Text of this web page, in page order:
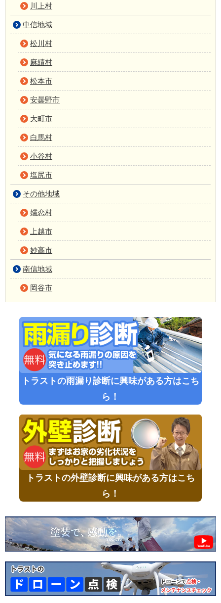
川上村
中信地域
松川村
麻績村
松本市
安曇野市
大町市
白馬村
小谷村
塩尻市
その他地域
嬬恋村
上越市
妙高市
南信地域
岡谷市
トラストの雨漏り診断に興味がある方はこち
ら！
トラストの外壁診断に興味がある方はこち
ら！